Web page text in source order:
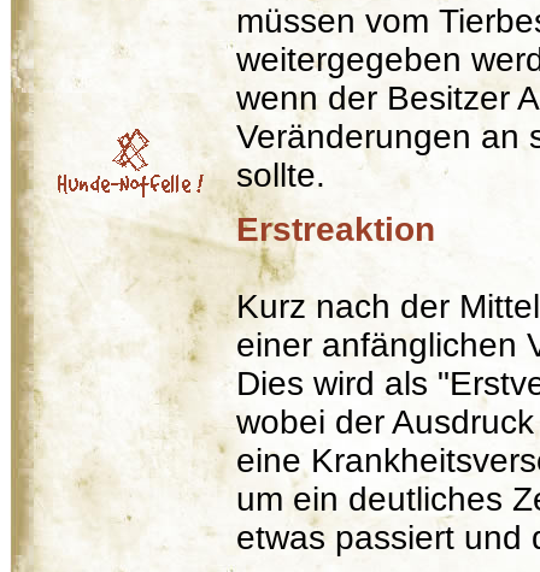
müssen vom
weitergegeben
wenn der Besitzer
Veränderungen an
sollte.
Erstreaktion
Kurz nach der
einer anfänglichen
Dies wird als
wobei der
eine
um ein deutliches
etwas passiert und